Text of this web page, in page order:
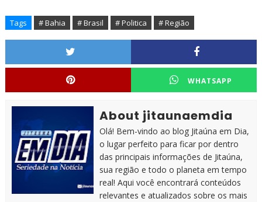
Tags # Bahia # Brasil # Politica # Região
WHATSAPP
About jitaunaemdia
Olá! Bem-vindo ao blog Jitaúna em Dia,
o lugar perfeito para ficar por dentro
das principais informações de Jitaúna,
sua região e todo o planeta em tempo
real! Aqui você encontrará conteúdos
relevantes e atualizados sobre os mais